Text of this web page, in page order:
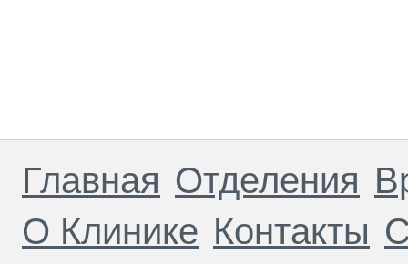
Главная Отделения
О Клинике Контакты